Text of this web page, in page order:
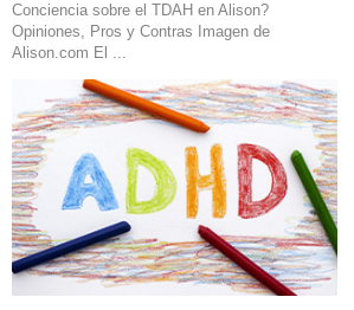
Conciencia sobre el TDAH en Alison?
Opiniones, Pros y Contras Imagen de
Alison.com El ...